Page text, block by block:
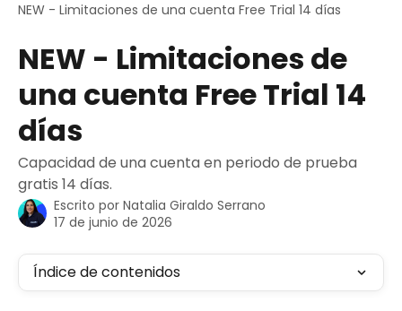
NEW - Limitaciones de una cuenta Free Trial 14 días
NEW - Limitaciones de
una cuenta Free Trial 14
días
Capacidad de una cuenta en periodo de prueba
gratis 14 días.
Escrito por Natalia Giraldo Serrano
17 de junio de 2026
Índice de contenidos